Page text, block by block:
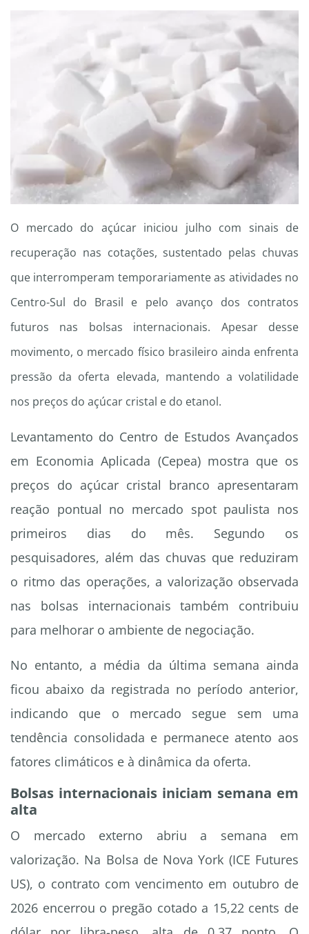
O mercado do açúcar iniciou julho com sinais de
recuperação nas cotações, sustentado pelas chuvas
que interromperam temporariamente as atividades no
Centro-Sul do Brasil e pelo avanço dos contratos
futuros nas bolsas internacionais. Apesar desse
movimento, o mercado físico brasileiro ainda enfrenta
pressão da oferta elevada, mantendo a volatilidade
nos preços do açúcar cristal e do etanol.
Levantamento do Centro de Estudos Avançados
em Economia Aplicada (Cepea) mostra que os
preços do açúcar cristal branco apresentaram
reação pontual no mercado spot paulista nos
primeiros dias do mês. Segundo os
pesquisadores, além das chuvas que reduziram
o ritmo das operações, a valorização observada
nas bolsas internacionais também contribuiu
para melhorar o ambiente de negociação.
No entanto, a média da última semana ainda
ficou abaixo da registrada no período anterior,
indicando que o mercado segue sem uma
tendência consolidada e permanece atento aos
fatores climáticos e à dinâmica da oferta.
Bolsas internacionais iniciam semana em
alta
O mercado externo abriu a semana em
valorização. Na Bolsa de Nova York (ICE Futures
US), o contrato com vencimento em outubro de
2026 encerrou o pregão cotado a 15,22 cents de